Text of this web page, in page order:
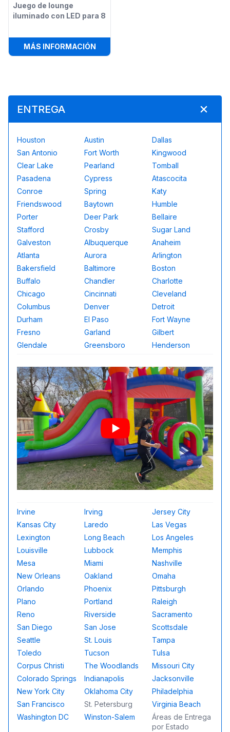
Juego de lounge
iluminado con LED para 8
MÁS INFORMACIÓN:
ENTREGA
Houston Austin
Dallas
San Antonio
Fort Worth
Kingwood
Clear Lake
Pearland
Tomball
Pasadena
Cypress
Atascocita
Conroe
Spring
Katy
Friendswood
Baytown
Humble
Porter
Deer Park
Bellaire
Stafford
Crosby
Sugar Land
Galveston
Albuquerque
Anaheim
Atlanta
Aurora
Arlington
Bakersfield
Baltimore
Boston
Buffalo
Chandler
Charlotte
Chicago
Cincinnati
Cleveland
Columbus
Denver
Detroit
Durham
El Paso
Fort Wayne
Fresno
Garland
Gilbert
Glendale
Greensboro Henderson
Irvine Irving
Jersey City
Kansas City
Laredo
Las Vegas
Lexington
Long Beach
Los Angeles
Louisville
Lubbock
Memphis
Mesa
Miami
Nashville
New Orleans
Oakland
Omaha
Orlando
Phoenix
Pittsburgh
Plano
Portland
Raleigh
Reno
Riverside
Sacramento
San Diego
San Jose
Scottsdale
Seattle
St. Louis
Tampa
Toledo
Tucson
Tulsa
Corpus Christi
The Woodlands
Missouri City
Colorado Springs
Indianapolis
Jacksonville
New York City
Oklahoma City
Philadelphia
San Francisco
St. Petersburg
Virginia Beach
Washington DC
Winston-Salem
Áreas de Entrega
por Estado